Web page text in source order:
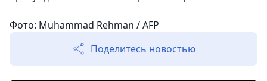
Фото: Muhammad Rehman / AFP
Поделитесь новостью